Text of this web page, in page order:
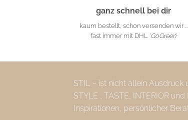
ganz schnell bei dir
kaum bestellt, schon versenden wir ...
fast immer mit DHL 'GoGreen'
STIL – ist nicht allein
STYLE , TASTE, INTERIOR
Inspirationen, persönlicher